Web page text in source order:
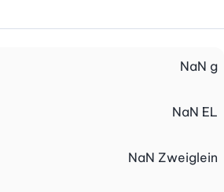
NaN g
NaN EL
NaN Zweiglein